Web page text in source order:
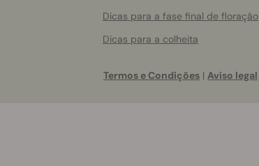
Dicas para a fase final de floração
Dicas para a colheita
Termos e Condições | Aviso legal